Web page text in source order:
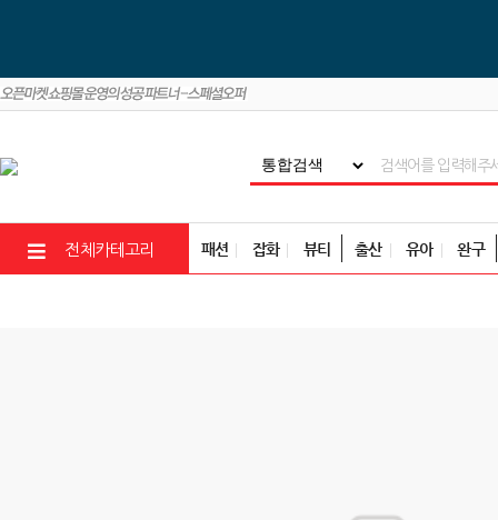
전체카테고리 패션 잡화 뷰티 출산 유아 완구